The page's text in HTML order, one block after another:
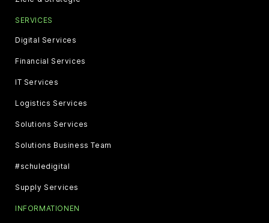
SERVICES
Digital Services
Financial Services
IT Services
Logistics Services
Solutions Services
Solutions Business Team
#schuledigital
Supply Services
INFORMATIONEN